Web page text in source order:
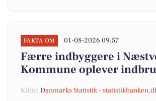
FAKTA OM 01-08-2026 09:57
Færre indbyggere i
Kommune oplever
Kilde: Danmarks Statistik -